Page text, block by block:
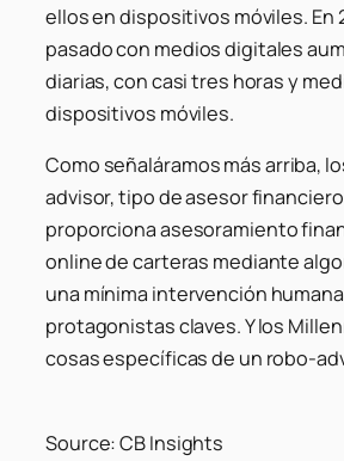
ellos en dispositivos móviles. En
pasado con medios digitales
diarias, con casi tres horas y
dispositivos móviles.
Como señaláramos más arriba,
advisor, tipo de asesor
proporciona asesoramiento
online de carteras mediante
una mínima intervención
protagonistas claves. Y los
cosas específicas de un robo-
Source: CB Insights